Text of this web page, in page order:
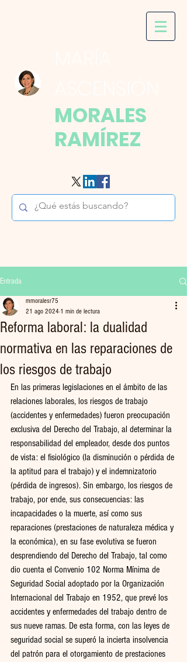
MORALES
RAMÍREZ
Entrada
Reforma laboral: la dualidad
normativa en las reparaciones de
los riesgos de trabajo
mmoralesr75
21 ago 2024 1 min de lectura
En las primeras legislaciones en el ámbito de las
relaciones laborales, los riesgos de trabajo
(accidentes y enfermedades) fueron preocupación
exclusiva del Derecho del Trabajo, al determinar la
responsabilidad del empleador, desde dos puntos
de vista: el fisiológico (la disminución o pérdida de
la aptitud para el trabajo) y el indemnizatorio
(pérdida de ingresos). Sin embargo, los riesgos de
trabajo, por ende, sus consecuencias: las
incapacidades o la muerte, así como sus
reparaciones (prestaciones de naturaleza médica y
la económica), en su fase evolutiva se fueron
desprendiendo del Derecho del Trabajo, tal como
dio cuenta el Convenio 102 Norma Mínima de
Seguridad Social adoptado por la Organización
Internacional del Trabajo en 1952, que prevé los
accidentes y enfermedades del trabajo dentro de
sus nueve ramas. De esta forma, con las leyes de
seguridad social se superó la incierta insolvencia
del patrón para el otorgamiento de prestaciones